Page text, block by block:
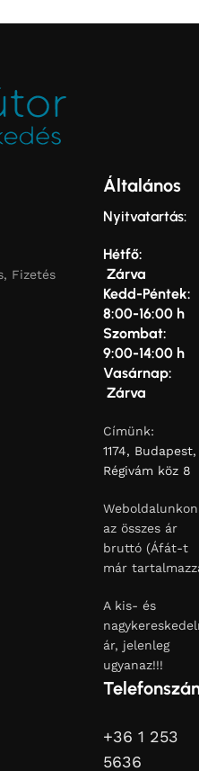
Fizetés
Általános
Nyitvatartás:
Hétfő:
Zárva
Kedd-Péntek:
8:00-16:00 h
Szombat:
9:00-14:00 h
Vasárnap:
Zárva
Címünk:
1174, Budapest,
Régivám köz 8
Weboldalunkon
az összes ár
bruttó (Áfát-t
már
A kis- és
ár, jelenleg
ugyanaz!!!
+36 1 253
5636